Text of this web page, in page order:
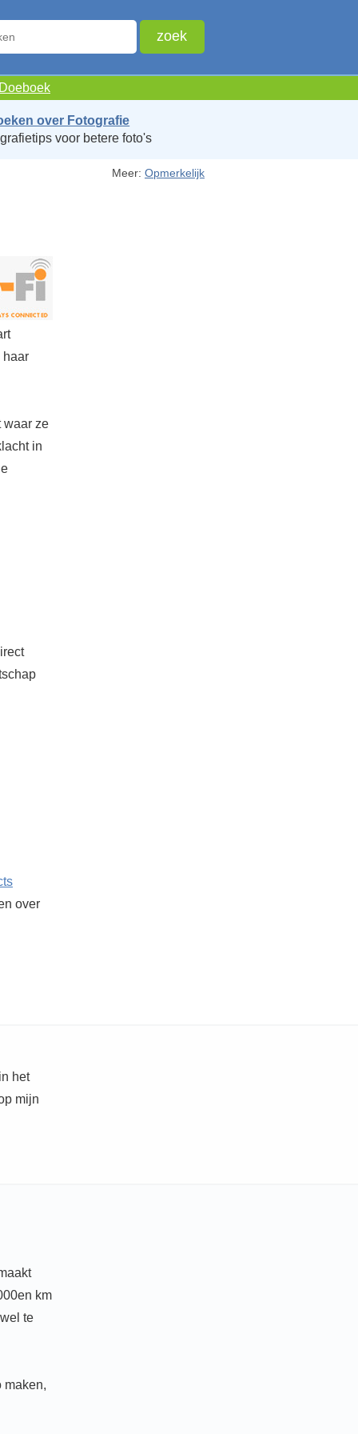
over Fotografie
voor betere foto's
Meer: Opmerkelijk
haar
waar ze
in
over
het
mijn
km
te
maken,